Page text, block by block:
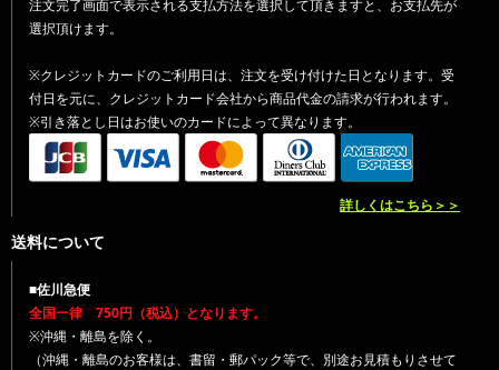
注文完了画面で表示される支払方法を選択して頂きますと、お支払先が
選択頂けます。
※クレジットカードのご利用日は、注文を受け付けた日となります。受
付日を元に、クレジットカード会社から商品代金の請求が行われます。
※引き落とし日はお使いのカードによって異なります。
詳しくはこちら＞＞
送料について
■佐川急便
全国一律 750円（税込）となります。
※沖縄・離島を除く。
（沖縄・離島のお客様は、書留・郵パック等で、別途お見積もりさせて